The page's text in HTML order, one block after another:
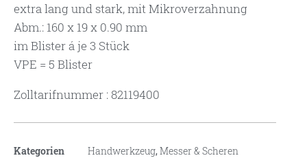
extra lang und stark, mit Mikroverzahnung
Abm.: 160 x 19 x 0.90 mm
im Blister á je 3 Stück
VPE = 5 Blister
Zolltarifnummer : 82119400
Kategorien Handwerkzeug,Messer & Scheren